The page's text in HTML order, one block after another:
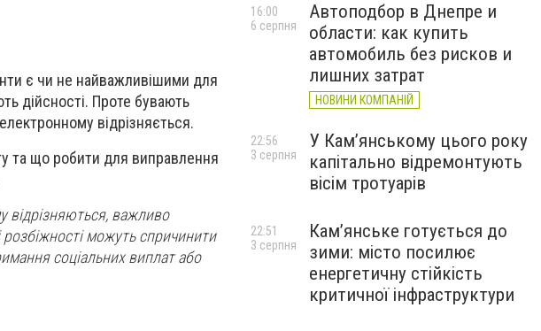
є чи не найважливішими для
дійсності. Проте бувають
відрізняється.
та що робити для виправлення
відрізняються, важливо
можуть спричинити
соціальних виплат або
Автоподбор в Днепре и
области: как купить
автомобиль без рисков и
лишних затрат
НОВИНИ КОМПАНІЙ
16:00
6 серпня
У Кам’янському цього року
капітально відремонтують
вісім тротуарів
22:56
3 серпня
Кам’янське готується до
зими: місто посилює
енергетичну стійкість
критичної інфраструктури
22:51
3 серпня